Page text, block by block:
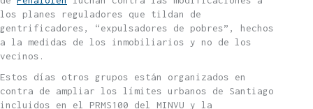
los planes reguladores que tildan de
gentrificadores, “expulsadores de pobres”, hechos
a la medidas de los inmobiliarios y no de los
vecinos.
Estos días otros grupos están organizados en
contra de ampliar los límites urbanos de Santiago
incluidos en el PRMS100 del MINVU y la